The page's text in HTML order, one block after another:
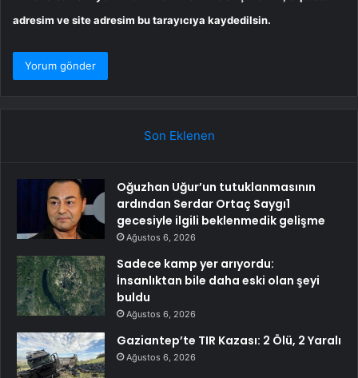
adresim ve site adresim bu tarayıcıya kaydedilsin.
Son Eklenen
Oğuzhan Uğur’un tutuklanmasının
ardından Serdar Ortaç Saygı1
gecesiyle ilgili beklenmedik gelişme
Ağustos 6, 2026
Sadece kamp yer arıyordu:
İnsanlıktan bile daha eski olan şeyi
buldu
Ağustos 6, 2026
Gaziantep’te TIR Kazası: 2 Ölü, 2 Yaralı
Ağustos 6, 2026